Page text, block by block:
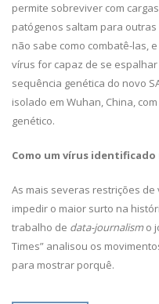
permite sobreviver com
patógenos saltam para
não sabe como combatê-las,
vírus for capaz de se
sequência genética do novo
isolado em Wuhan, China,
genético.
Como um vírus identificado
As mais severas restrições
impedir o maior surto na
trabalho de data-journalismo
Times” analisou os
para mostrar porquê.